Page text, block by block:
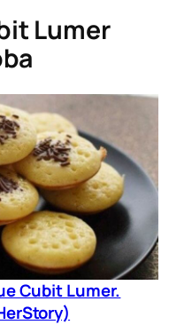
Lumer
Cubit Lumer.